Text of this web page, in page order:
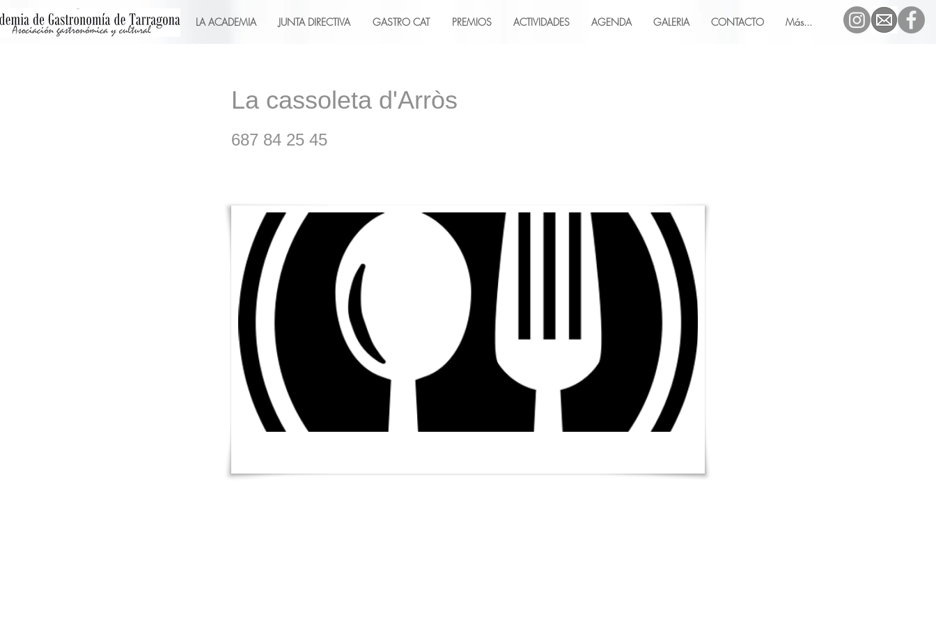
LA ACADEMIA JUNTA DIRECTIVA GASTRO CAT PREMIOS ACTIVIDADES AGENDA GALERIA CONTACTO Más...
La cassoleta d'Arròs
687 84 25 45